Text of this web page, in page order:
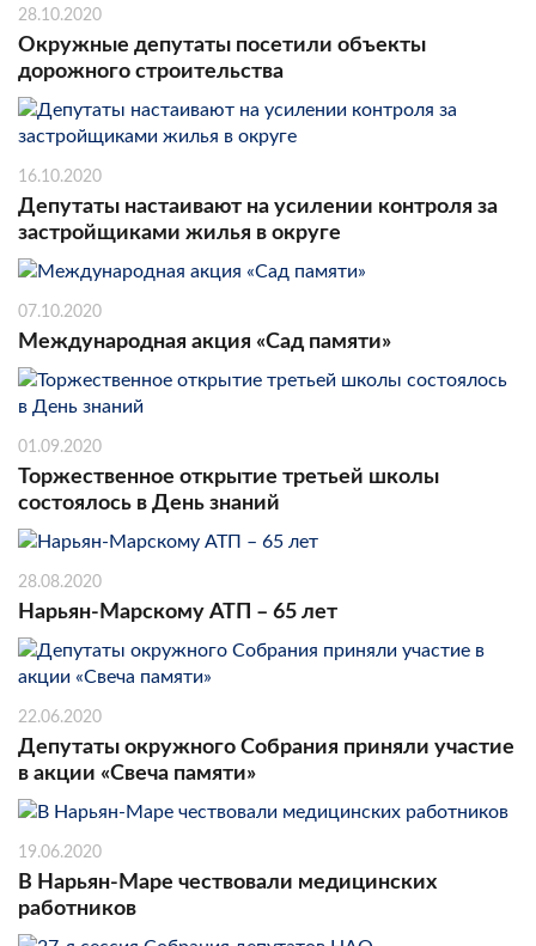
28.10.2020
Окружные депутаты посетили объекты
дорожного строительства
16.10.2020
Депутаты настаивают на усилении контроля за
застройщиками жилья в округе
07.10.2020
Международная акция «Сад памяти»
01.09.2020
Торжественное открытие третьей школы
состоялось в День знаний
28.08.2020
Нарьян-Марскому АТП – 65 лет
22.06.2020
Депутаты окружного Собрания приняли участие
в акции «Свеча памяти»
19.06.2020
В Нарьян-Маре чествовали медицинских
работников